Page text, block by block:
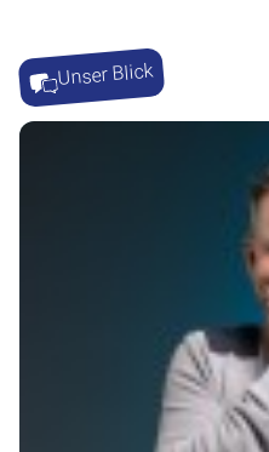
Unser Blick